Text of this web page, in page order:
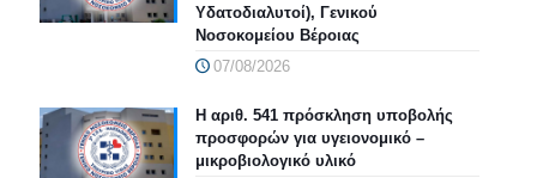
Υδατοδιαλυτοί), Γενικού
Νοσοκομείου Βέροιας
07/08/2026
Η αριθ. 541 πρόσκληση υποβολής
προσφορών για υγειονομικό –
μικροβιολογικό υλικό